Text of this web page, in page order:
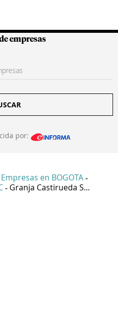
Colombianas
empresas
por:
Empresas en BOGOTA -
- Granja Castirueda S...